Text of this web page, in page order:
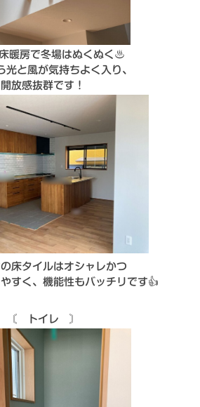
暖房で冬場はぬくぬく♨
光と風が気持ちよく入り、
開放感抜群です！
床タイルはオシャレかつ
すく、 機能性もバッチリです👍
〘 トイレ 〙